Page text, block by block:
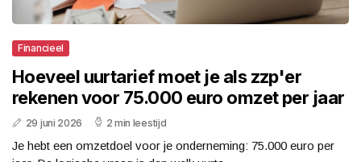
Financieel
Hoeveel uurtarief moet je als zzp'er
rekenen voor 75.000 euro omzet per jaar
29 juni 2026 2 min leestijd
Je hebt een omzetdoel voor je onderneming: 75.000 euro per